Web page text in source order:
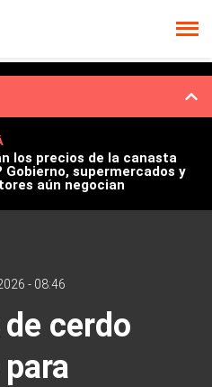
los precios de la canasta
Gobierno, supermercados y
aún negocian
- 08:46
cerdo